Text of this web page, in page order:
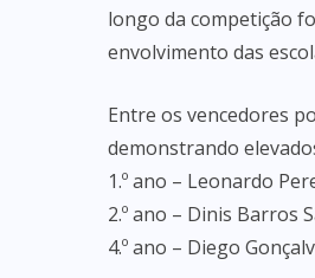
longo da competição
envolvimento das
Entre os vencedores
demonstrando
1.º ano – Leonardo
2.º ano – Dinis Barros
4.º ano – Diego